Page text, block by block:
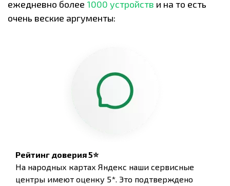
ежедневно более 1000 устройств и на то есть
очень веские аргументы:
Рейтинг доверия 5⭐
На народных картах Яндекс наши сервисные
центры имеют оценку 5*. Это подтверждено